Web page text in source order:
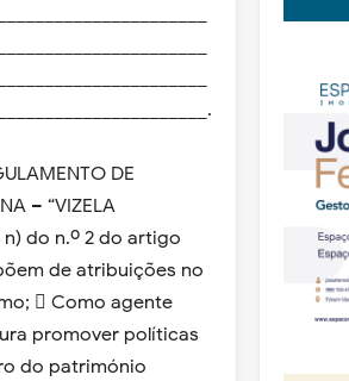
DE
– “VIZELA
n) do n.º 2 do artigo
de atribuições no
 Como agente
promover políticas
do património